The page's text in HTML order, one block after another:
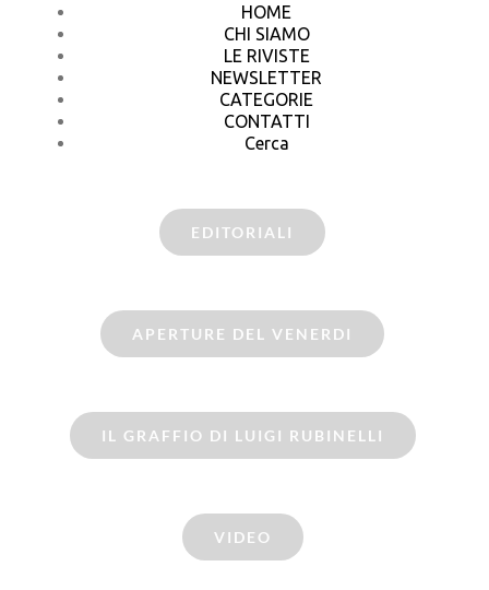
HOME
CHI SIAMO
LE RIVISTE
NEWSLETTER
CATEGORIE
CONTATTI
Cerca
EDITORIALI
APERTURE DEL VENERDI
IL GRAFFIO DI LUIGI RUBINELLI
VIDEO